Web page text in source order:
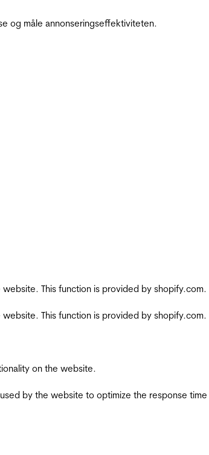
og måle annonseringseffektiviteten.
This function is provided by shopify.com.
This function is provided by shopify.com.
on the website.
by the website to optimize the response